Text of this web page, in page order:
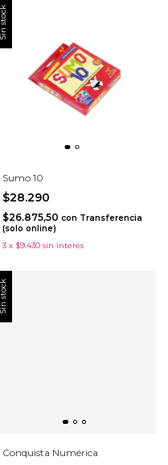
Sin stock
Sumo 10
$28.290
$26.875,50 con Transferencia
(solo online)
3 x $9.430 sin interés
Sin stock
Conquista Numérica